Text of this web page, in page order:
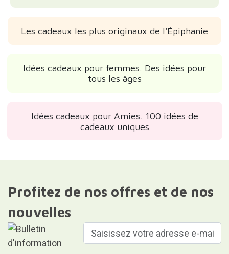
Les cadeaux les plus originaux de l'Épiphanie
Idées cadeaux pour femmes. Des idées pour
tous les âges
Idées cadeaux pour Amies. 100 idées de
cadeaux uniques
Profitez de nos offres et de nos
nouvelles